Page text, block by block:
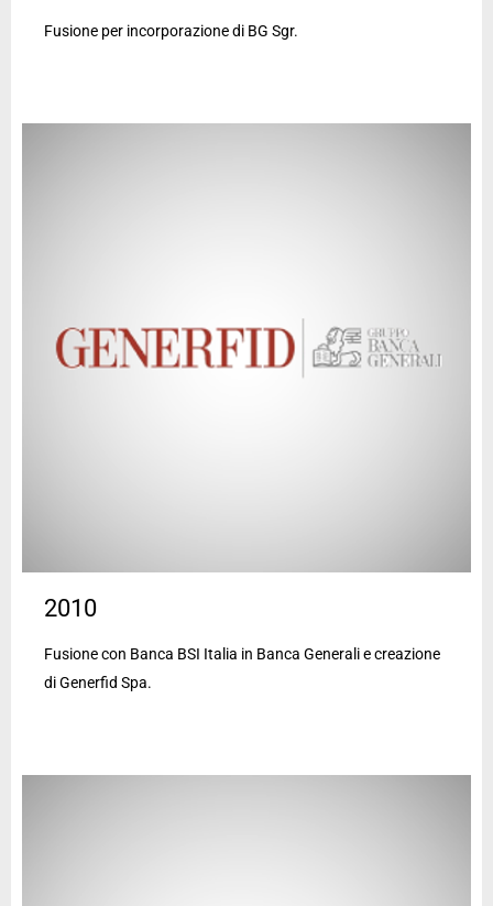
Fusione per incorporazione di BG Sgr.
2010
Fusione con Banca BSI Italia in Banca Generali e creazione
di Generfid Spa.